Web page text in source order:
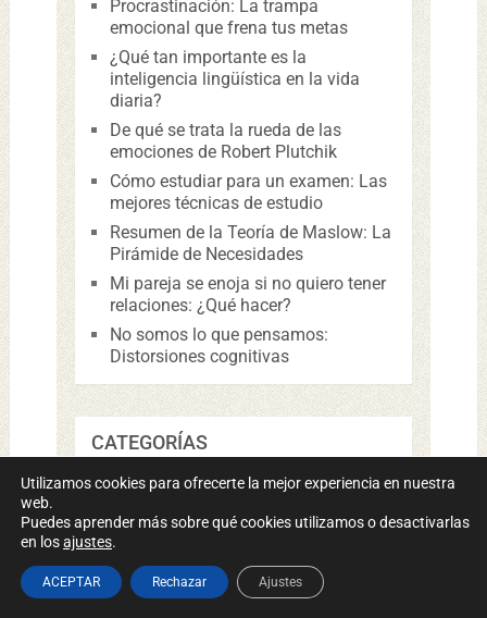
Procrastinación: La trampa
emocional que frena tus metas
¿Qué tan importante es la
inteligencia lingüística en la vida
diaria?
De qué se trata la rueda de las
emociones de Robert Plutchik
Cómo estudiar para un examen: Las
mejores técnicas de estudio
Resumen de la Teoría de Maslow: La
Pirámide de Necesidades
Mi pareja se enoja si no quiero tener
relaciones: ¿Qué hacer?
No somos lo que pensamos:
Distorsiones cognitivas
CATEGORÍAS
Conceptos y Teorías
Crianza y Etapas Vitales
Desarrollo Personal y Emociones
Psicología Aplicada
Utilizamos cookies para ofrecerte la mejor experiencia en nuestra
web.
Puedes aprender más sobre qué cookies utilizamos o desactivarlas
en losajustes.
ACEPTAR Rechazar Ajustes